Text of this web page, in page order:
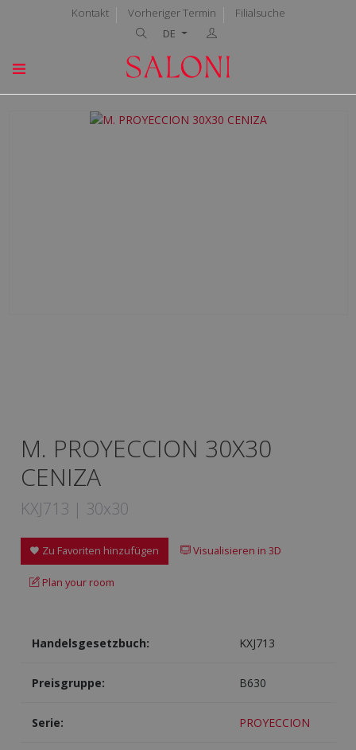
Kontakt Vorheriger Termin
Filialsuche
DE
M. PROYECCION 30X30
CENIZA
KXJ713 | 30x30
Zu Favoriten hinzufügen Visualisieren in 3D
Plan your room
Handelsgesetzbuch: KXJ713
Preisgruppe: B630
Serie: PROYECCION